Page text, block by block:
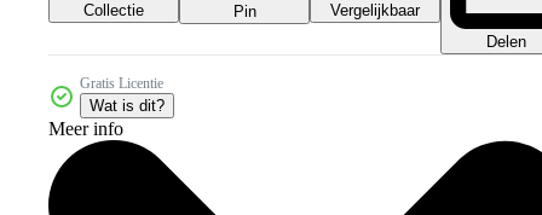
Collectie Pin
Vergelijkbaar
Delen
Gratis Licentie
Wat is dit?
Meer info